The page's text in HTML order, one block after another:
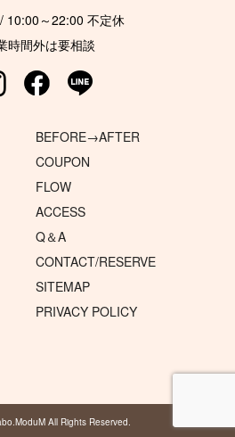
10:00～22:00 不定休
時間外は要相談
BEFORE→AFTER
COUPON
FLOW
ACCESS
Q＆A
CONTACT/RESERVE
SITEMAP
PRIVACY POLICY
All Rights Reserved.